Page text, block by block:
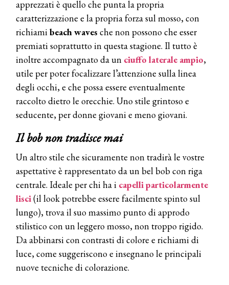
apprezzati è quello che punta la propria
caratterizzazione e la propria forza sul mosso, con
richiamibeach waves che non possono che esser
premiati soprattutto in questa stagione. Il tutto è
inoltre accompagnato da un ciuffo laterale ampio,
utile per poter focalizzare l’attenzione sulla linea
degli occhi, e che possa essere eventualmente
raccolto dietro le orecchie. Uno stile grintoso e
seducente, per donne giovani e meno giovani.
Il bob non tradisce mai
Un altro stile che sicuramente non tradirà le vostre
aspettative è rappresentato da un bel bob con riga
centrale. Ideale per chi ha i capelli particolarmente
lisci(il look potrebbe essere facilmente spinto sul
lungo), trova il suo massimo punto di approdo
stilistico con un leggero mosso, non troppo rigido.
Da abbinarsi con contrasti di colore e richiami di
luce, come suggeriscono e insegnano le principali
nuove tecniche di colorazione.